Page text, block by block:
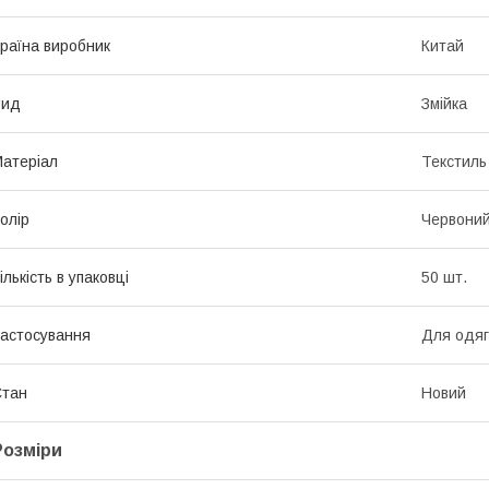
виробник Китай
Змійка
Текстиль
в упаковці 50 шт.
Для
Новий